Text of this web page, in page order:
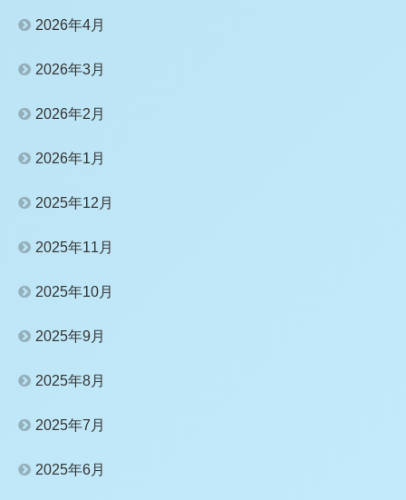
2026年4月
2026年3月
2026年2月
2026年1月
2025年12月
2025年11月
2025年10月
2025年9月
2025年8月
2025年7月
2025年6月